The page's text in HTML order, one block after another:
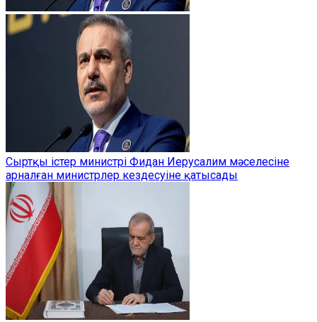
Сыртқы істер министрі Фидан Иерусалим мәселесіне
арналған министрлер кездесуіне қатысады